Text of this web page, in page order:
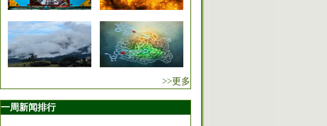
>>更多
一周新闻排行